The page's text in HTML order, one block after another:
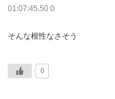
01:07:45.50 0
そんな根性なさそう
0